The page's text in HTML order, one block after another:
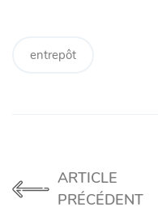
entrepôt
ARTICLE
PRÉCÉDENT